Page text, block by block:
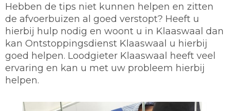
Hebben de tips niet kunnen helpen en zitten
de afvoerbuizen al goed verstopt? Heeft u
hierbij hulp nodig en woont u in Klaaswaal dan
kan Ontstoppingsdienst Klaaswaal u hierbij
goed helpen. Loodgieter Klaaswaal heeft veel
ervaring en kan u met uw probleem hierbij
helpen.